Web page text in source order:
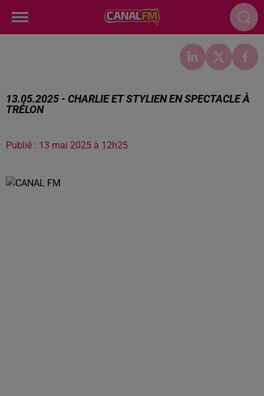
13.05.2025 - CHARLIE ET STYLIEN EN SPECTACLE À
TRÉLON
Publié : 13 mai 2025 à 12h25